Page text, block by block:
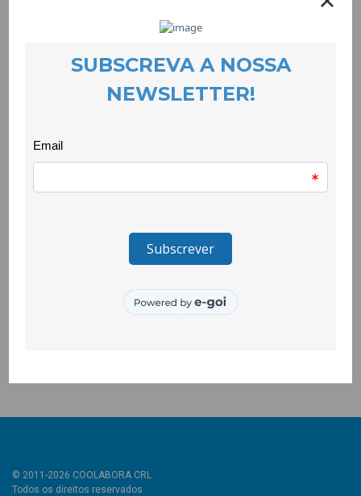
O projecto Coolaboratório foi para a rua com uma campanha
que literalmente não deixou ninguém indiferente. Quinze
histórias contadas pelas pessoas que as viveram e que nos
confrontam de forma crua com situações de violência
Público da Covilhã, no passado dia 9 de Novembro, em
formato de áudio. As pessoas que passavam eram convidadas
a ouvir um áudio, que escolhiam aleatoriamente por
das pessoas que aceitaram o desafio caracterizam-no como
© 2011-2026 COOLABORA CRL
Todos os direitos reservados